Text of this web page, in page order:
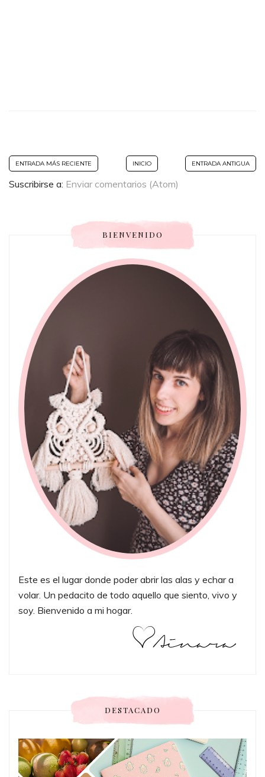
ENTRADA MÁS RECIENTE ENTRADA ANTIGUA
INICIO
Suscribirse a: Enviar comentarios (Atom)
BIENVENIDO
Este es el lugar donde poder abrir las alas y echar a
volar. Un pedacito de todo aquello que siento, vivo y
soy. Bienvenido a mi hogar.
DESTACADO